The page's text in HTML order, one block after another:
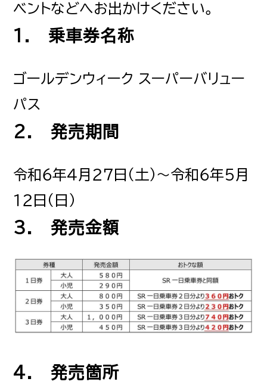
ベントなどへお出かけください。
1. 乗車券名称
ゴールデンウィーク スーパーバリュー
パス
2. 発売期間
令和６年４月２７日（土）～令和６年５月
１２日（日）
3. 発売金額
4. 発売箇所